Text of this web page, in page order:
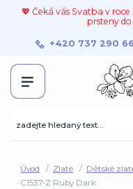
💖 Čeká vás Svatba v
prsteny
+420 737 290
Úvod Zlaté Dětské
C1537-Z Ruby Dark